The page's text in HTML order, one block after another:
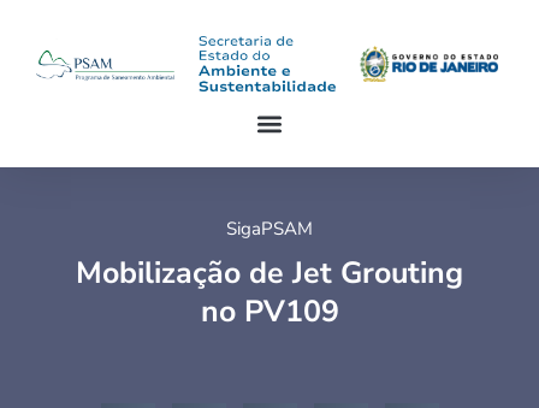
SigaPSAM
Mobilização de Jet Grouting
no PV109